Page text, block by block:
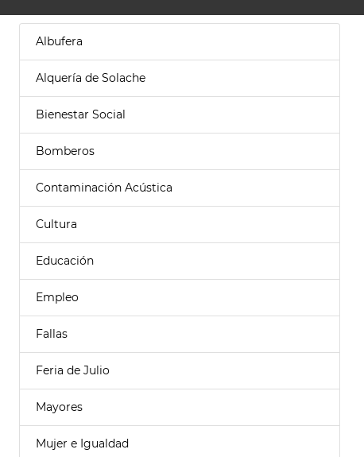
Albufera
Alquería de Solache
Bienestar Social
Bomberos
Contaminación Acústica
Cultura
Educación
Empleo
Fallas
Feria de Julio
Mayores
Mujer e Igualdad